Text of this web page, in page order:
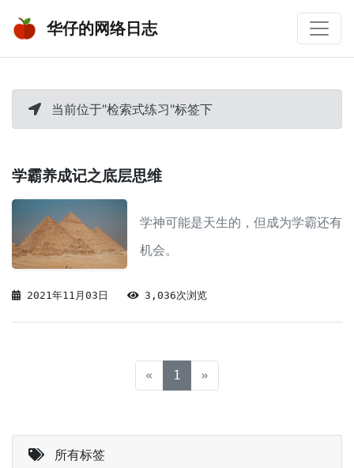
华仔的网络日志
当前位于"检索式练习"标签下
学霸养成记之底层思维
学神可能是天生的，但成为学霸还有
机会。
2021年11月03日 3,036次浏览
« 1 (current)
»
所有标签